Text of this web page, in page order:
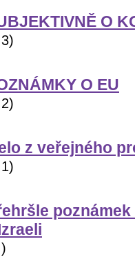
O
O EU
z veřejného
poznámek